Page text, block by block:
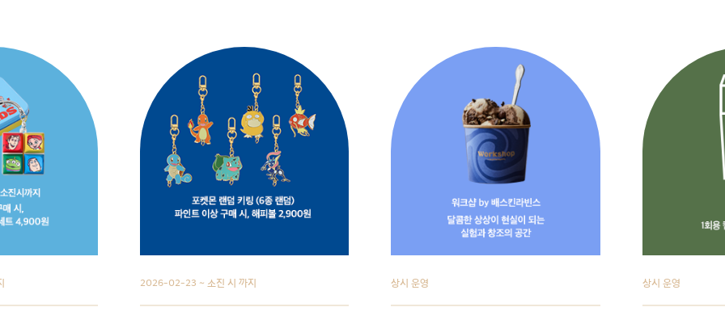
2026-02-23 ~ 소진 시 까지 상시 운영 상시 운영